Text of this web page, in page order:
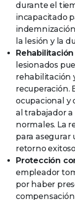
durante el
incapacitado
la lesión y la
lesionados
rehabilitación
recuperación.
ocupacional y
al trabajador a
normales. La
para asegurar
retorno
Protección
empleador
por haber